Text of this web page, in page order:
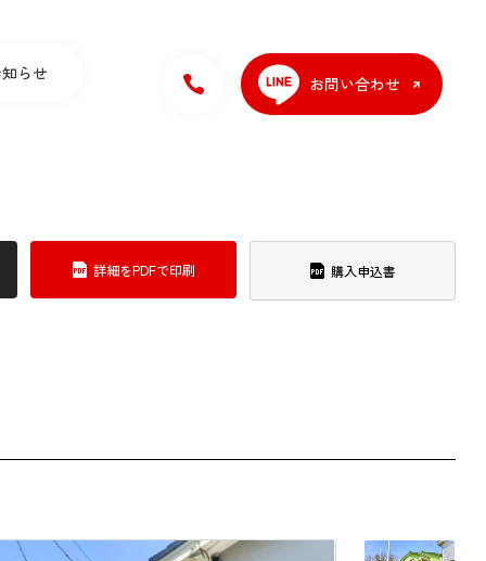
らせ お問い合わせ
詳細をPDFで印刷 購入申込書